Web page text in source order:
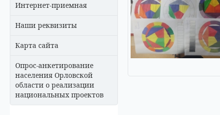
Интернет-приемная
Наши реквизиты
Карта сайта
Опрос-анкетирование
населения Орловской
области о реализации
национальных проектов